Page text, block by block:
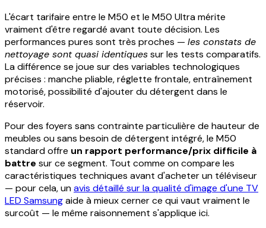
L'écart tarifaire entre le M50 et le M50 Ultra mérite
vraiment d'être regardé avant toute décision. Les
performances pures sont très proches — les constats de
nettoyage sont quasi identiquessur les tests comparatifs.
La différence se joue sur des variables technologiques
précises : manche pliable, réglette frontale, entraînement
motorisé, possibilité d'ajouter du détergent dans le
réservoir.
Pour des foyers sans contrainte particulière de hauteur de
meubles ou sans besoin de détergent intégré, le M50
standard offre un rapport performance/prix difficile à
battre sur ce segment. Tout comme on compare les
caractéristiques techniques avant d'acheter un téléviseur
— pour cela, unavis détaillé sur la qualité d'image d'une TV
LED Samsungaide à mieux cerner ce qui vaut vraiment le
surcoût — le même raisonnement s'applique ici.